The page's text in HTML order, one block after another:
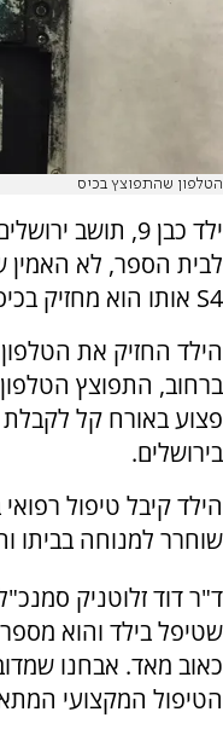
הטלפון שהתפוצץ בכיס
ילד כבן 9, תושב
לבית הספר, לא האמין
S4 אותו הוא מחזיק בכיסו, עלול לפגוע בו.
הילד החזיק את
ברחוב, התפוצץ
פצוע באורח קל
בירושלים.
הילד קיבל טיפול
שוחרר למנוחה בביתו
ד"ר דוד זלוטניק
שטיפל בילד והוא
כאוב מאד. אבחנו
הטיפול המקצועי